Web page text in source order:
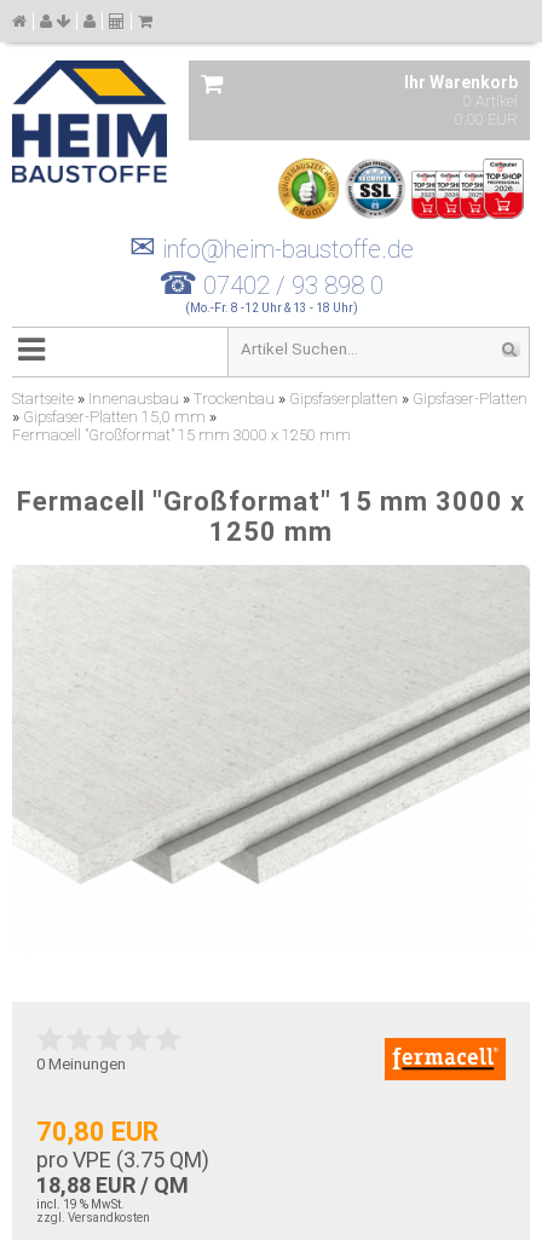
Ihr Warenkorb
0 Artikel
0,00 EUR
✉ info@heim-baustoffe.de
☎ 07402 / 93 898 0
(Mo.-Fr. 8 -12 Uhr & 13 - 18 Uhr)
Startseite » Innenausbau » Trockenbau » Gipsfaserplatten » Gipsfaser-Platten
» Gipsfaser-Platten 15,0 mm »
Fermacell "Großformat" 15 mm 3000 x 1250 mm
Fermacell "Großformat" 15 mm 3000 x
1250 mm
0 Meinungen
70,80 EUR
pro VPE (3.75 QM)
18,88 EUR / QM
incl. 19 % MwSt.
zzgl. Versandkosten